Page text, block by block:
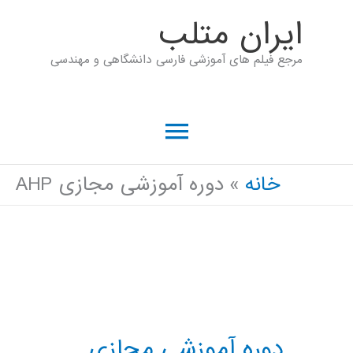
ايران متلب
مرجع فیلم های آموزشی فارسی دانشگاهی و مهندسی
فهرست
اصلی
خانه دوره آموزشی مجازی AHP